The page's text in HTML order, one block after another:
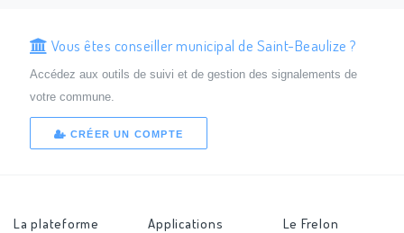
Vous êtes conseiller municipal de Saint-Beaulize ?
Accédez aux outils de suivi et de gestion des signalements de
votre commune.
CRÉER UN COMPTE
La plateforme
Applications
Le Frelon